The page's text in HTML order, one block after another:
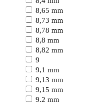
8,65 mm
8,73 mm
8,78 mm
8,8 mm
8,82 mm
9
9,1 mm
9,13 mm
9,15 mm
9,2 mm